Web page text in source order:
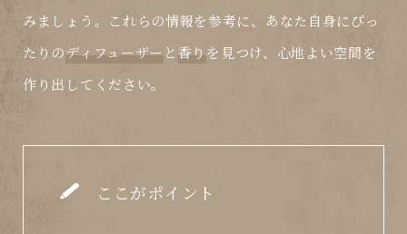
みましょう。これらの情報を参考に、あなた自身にぴっ
たりのディフューザー と香り を見つけ、心地よい空間を
作り出してください。
ここがポイント